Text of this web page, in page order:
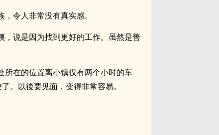
令人非常没有真实感。
说是因为找到更好的工作。虽然是善
所在的位置离小镇仅有两个小时的车
。以後要见面，变得非常容易。